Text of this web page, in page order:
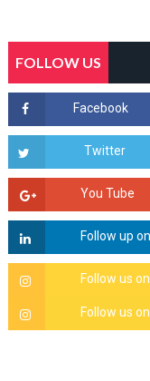
FOLLOW US